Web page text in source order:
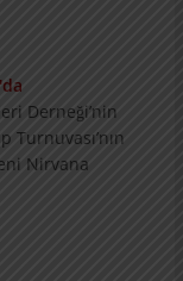
Derneği’nin
Nirvana